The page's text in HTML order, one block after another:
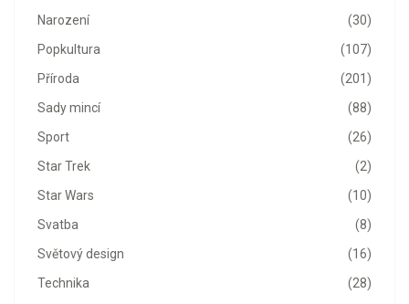
(30)
Narození
(107)
Popkultura
(201)
Příroda
(88)
Sady mincí
(26)
Sport
(2)
Star Trek
(10)
Star Wars
(8)
Svatba
(16)
Světový design
(28)
Technika